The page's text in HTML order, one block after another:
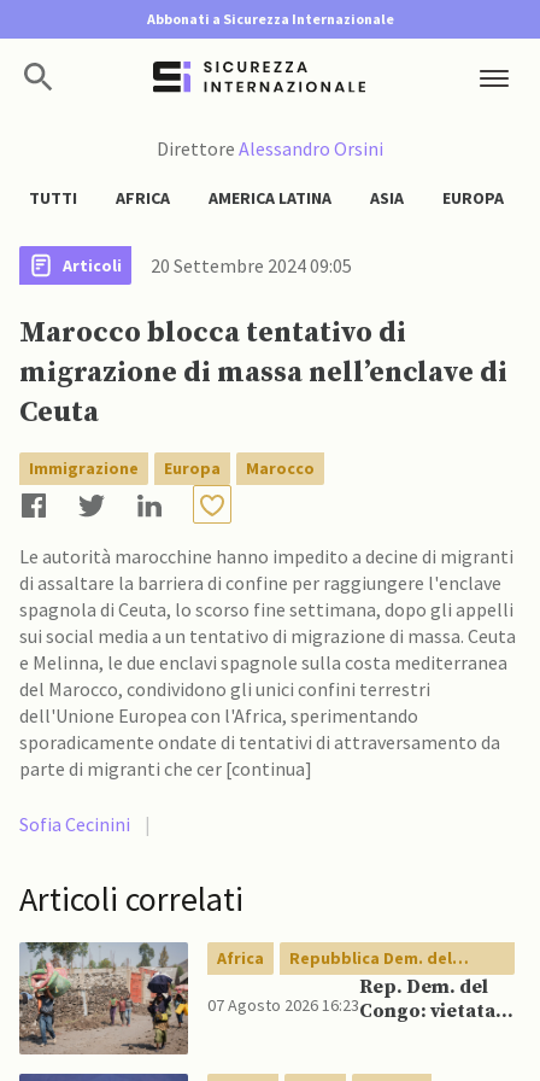
Abbonati a Sicurezza Internazionale
Direttore Alessandro Orsini
TUTTI AFRICA AMERICA LATINA ASIA EUROPA
Articoli 20 Settembre 2024 09:05
Marocco blocca tentativo di
migrazione di massa nell’enclave di
Ceuta
Immigrazione Europa Marocco
Le autorità marocchine hanno impedito a decine di migranti
di assaltare la barriera di confine per raggiungere l'enclave
spagnola di Ceuta, lo scorso fine settimana, dopo gli appelli
sui social media a un tentativo di migrazione di massa. Ceuta
e Melinna, le due enclavi spagnole sulla costa mediterranea
del Marocco, condividono gli unici confini terrestri
dell'Unione Europea con l'Africa, sperimentando
sporadicamente ondate di tentativi di attraversamento da
parte di migranti che cer [continua]
Sofia Cecinini |
Articoli correlati
Africa
Repubblica Dem. del
Congo
07 Agosto 2026 16:23
Rep. Dem. del
Congo: vietata